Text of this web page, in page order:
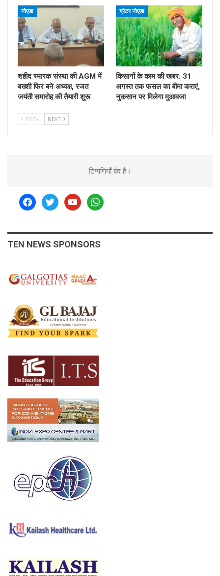
नोएडा
शहीद स्मारक संस्था की AGM में
बख्शी फिर बने अध्यक्ष, रजत
जयंती समारोह की तैयारी शुरू
ग्रेटर नोएडा
किसानों के काम की खबर: 31
अगस्त तक फसल का बीमा कराएं,
नुकसान पर मिलेगा मुआवजा
PREV NEXT
टिप्पणियाँ बंद हैं।
facebooktwitteryoutubewhatsapp
TEN NEWS SPONSORS